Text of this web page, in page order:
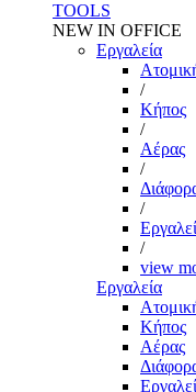
TOOLS
NEW IN OFFICE
Εργαλεία
/
Kήπος
/
Αέρας
/
/
/
view
Εργαλεία
Kήπος
Αέρας